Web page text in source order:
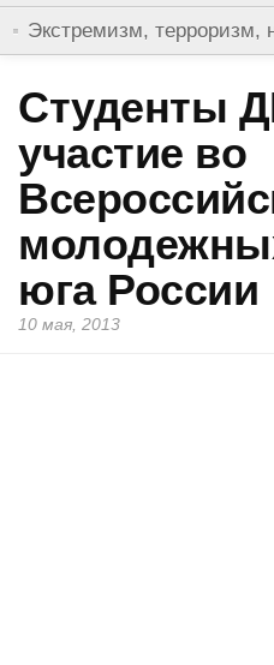
Экстремизм, терроризм,
Студенты
участие во
юга России
10 мая, 2013